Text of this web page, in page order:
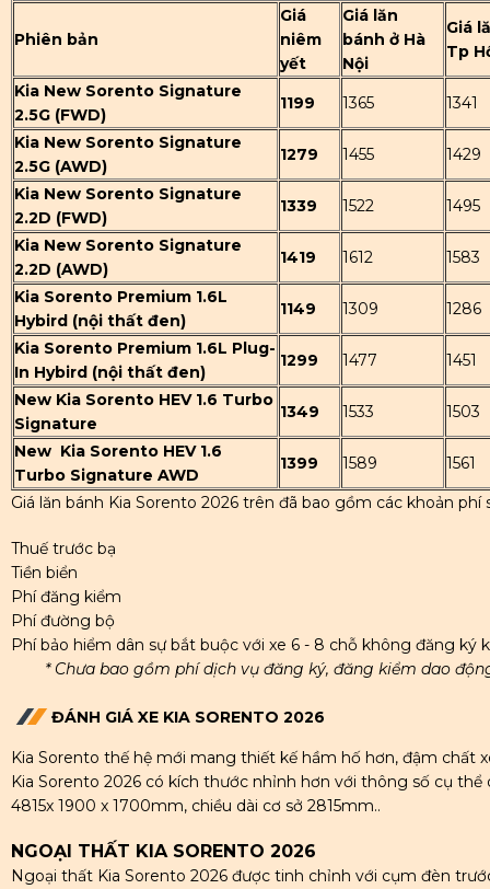
Phiên bản
Giá
niêm
yết
Giá lăn
bánh ở Hà
Nội
Giá
Tp
Kia New Sorento Signature
2.5G (FWD)
1199 1365
1341
Kia New Sorento Signature
2.5G (AWD)
1279 1455
1429
Kia New Sorento Signature
2.2D (FWD)
1339 1522
1495
Kia New Sorento Signature
2.2D (AWD)
1419 1612
1583
Kia Sorento Premium 1.6L
Hybird (nội thất đen)
1149 1309
1286
Kia Sorento Premium 1.6L Plug-
In Hybird (nội thất đen)
1299 1477
1451
New Kia Sorento HEV 1.6 Turbo
Signature
1349 1533
1503
New Kia Sorento HEV 1.6
Turbo Signature AWD
1399 1589
1561
Giá lăn bánh Kia Sorento 2026 trên đã bao gồm các khoản phí
Thuế trước bạ
Tiền biển
Phí đăng kiểm
Phí đường bộ
Phí bảo hiểm dân sự bắt buộc với xe 6 - 8 chỗ không đăng ký
* Chưa bao gồm phí dịch vụ đăng ký, đăng kiểm dao
ĐÁNH GIÁ XE KIA SORENTO 2026
Kia Sorento thế hệ mới mang thiết kế hầm hố hơn, đậm chất
Kia Sorento 2026 có kích thước nhỉnh hơn với thông số cụ thể
4815x 1900 x 1700mm, chiều dài cơ sở 2815mm..
NGOẠI THẤT KIA SORENTO 2026
Ngoại thất Kia Sorento 2026 được tinh chỉnh với cụm đèn